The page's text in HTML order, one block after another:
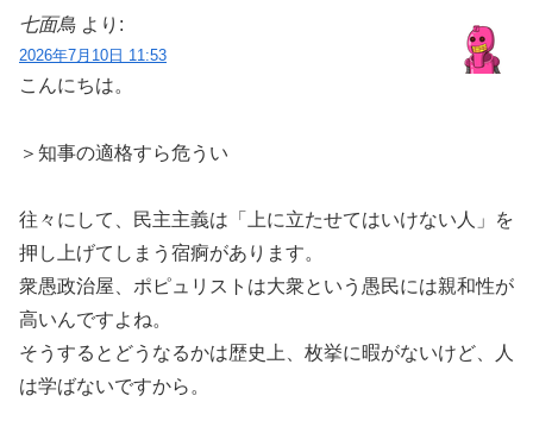
七面鳥 より:
2026年7月10日 11:53
こんにちは。
＞知事の適格すら危うい
往々にして、民主主義は「上に立たせてはいけない人」を
押し上げてしまう宿痾があります。
衆愚政治屋、ポピュリストは大衆という愚民には親和性が
高いんですよね。
そうするとどうなるかは歴史上、枚挙に暇がないけど、人
は学ばないですから。